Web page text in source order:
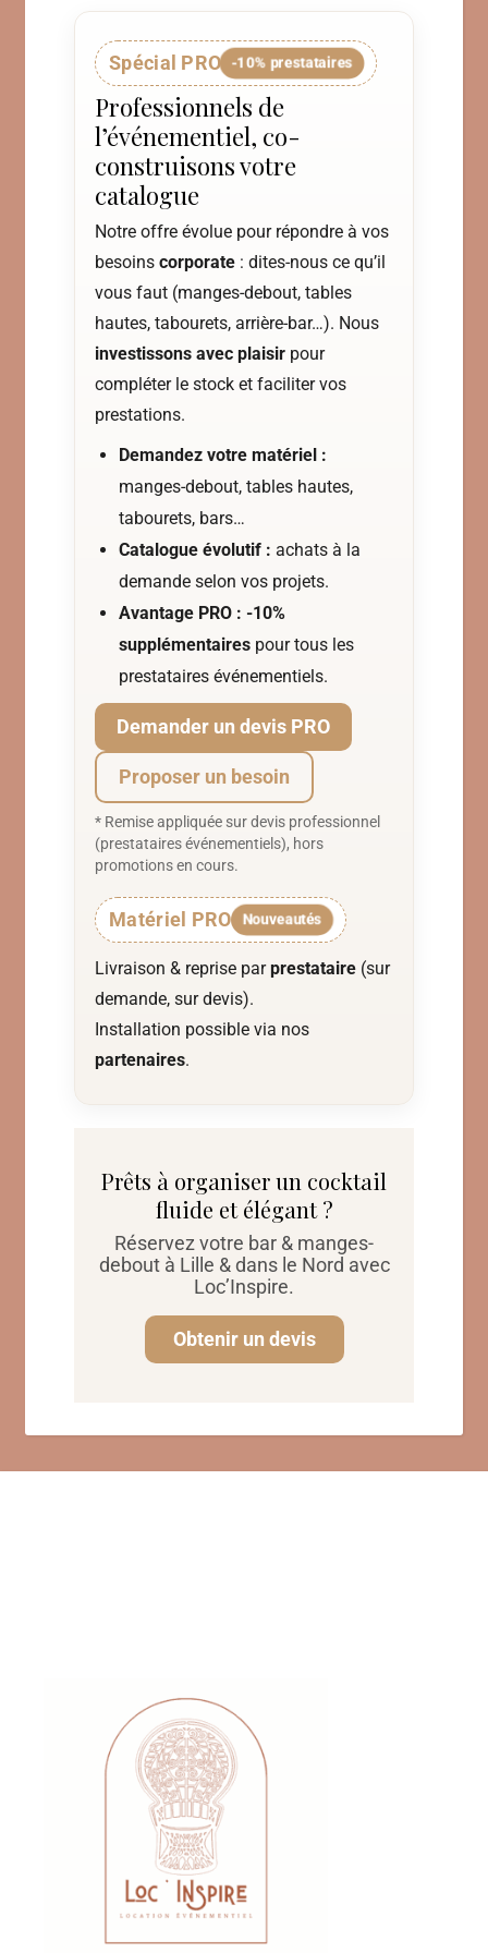
Spécial PRO -10% prestataires
Professionnels de
l’événementiel, co-
construisons votre
catalogue
Notre offre évolue pour répondre à vos
besoins corporate : dites-nous ce qu’il
vous faut (manges-debout, tables
hautes, tabourets, arrière-bar…). Nous
investissons avec plaisir pour
compléter le stock et faciliter vos
prestations.
Demandez votre matériel :
manges-debout, tables hautes,
tabourets, bars…
Catalogue évolutif : achats à la
demande selon vos projets.
Avantage PRO : -10%
supplémentaires pour tous les
prestataires événementiels.
Demander un devis PRO
Proposer un besoin
* Remise appliquée sur devis professionnel
(prestataires événementiels), hors
promotions en cours.
Matériel PRO Nouveautés
Livraison & reprise parprestataire (sur
demande, sur devis).
Installation possible via nos
partenaires.
Prêts à organiser un cocktail
fluide et élégant ?
Réservez votre bar & manges-
debout à Lille & dans le Nord avec
Loc’Inspire.
Obtenir un devis